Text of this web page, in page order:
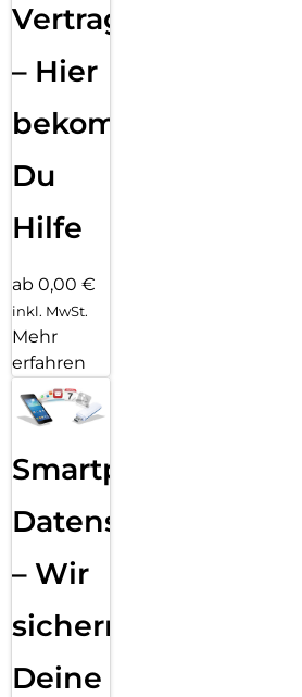
Vertragsabwicklung
– Hier
bekommst
Du
Hilfe
ab 0,00 €
inkl. MwSt.
Mehr
erfahren
Smartphone
Datensicherung
– Wir
sichern
Deine